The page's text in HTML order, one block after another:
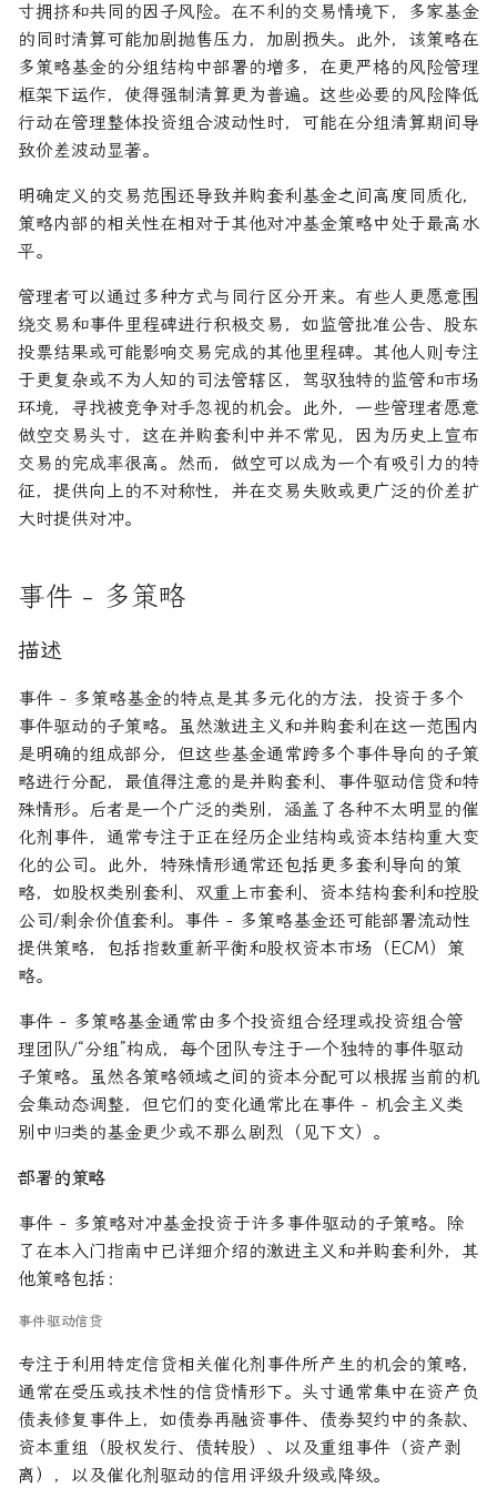
寸拥挤和共同的因子风险。在不利的交易情境下，多家基金
的同时清算可能加剧抛售压力，加剧损失。此外，该策略在
多策略基金的分组结构中部署的增多，在更严格的风险管理
框架下运作，使得强制清算更为普遍。这些必要的风险降低
行动在管理整体投资组合波动性时，可能在分组清算期间导
致价差波动显著。
明确定义的交易范围还导致并购套利基金之间高度同质化，
策略内部的相关性在相对于其他对冲基金策略中处于最高水
平。
管理者可以通过多种方式与同行区分开来。有些人更愿意围
绕交易和事件里程碑进行积极交易，如监管批准公告、股东
投票结果或可能影响交易完成的其他里程碑。其他人则专注
于更复杂或不为人知的司法管辖区，驾驭独特的监管和市场
环境，寻找被竞争对手忽视的机会。此外，一些管理者愿意
做空交易头寸，这在并购套利中并不常见，因为历史上宣布
交易的完成率很高。然而，做空可以成为一个有吸引力的特
征，提供向上的不对称性，并在交易失败或更广泛的价差扩
大时提供对冲。
事件 - 多策略
描述
事件 - 多策略基金的特点是其多元化的方法，投资于多个
事件驱动的子策略。虽然激进主义和并购套利在这一范围内
是明确的组成部分，但这些基金通常跨多个事件导向的子策
略进行分配，最值得注意的是并购套利、事件驱动信贷和特
殊情形。后者是一个广泛的类别，涵盖了各种不太明显的催
化剂事件，通常专注于正在经历企业结构或资本结构重大变
化的公司。此外，特殊情形通常还包括更多套利导向的策
略，如股权类别套利、双重上市套利、资本结构套利和控股
公司/剩余价值套利。事件 - 多策略基金还可能部署流动性
提供策略，包括指数重新平衡和股权资本市场（ECM）策
略。
事件 - 多策略基金通常由多个投资组合经理或投资组合管
理团队/“分组”构成，每个团队专注于一个独特的事件驱动
子策略。虽然各策略领域之间的资本分配可以根据当前的机
会集动态调整，但它们的变化通常比在事件 - 机会主义类
别中归类的基金更少或不那么剧烈（见下文）。
部署的策略
事件 - 多策略对冲基金投资于许多事件驱动的子策略。除
了在本入门指南中已详细介绍的激进主义和并购套利外，其
他策略包括：
事件驱动信贷
专注于利用特定信贷相关催化剂事件所产生的机会的策略，
通常在受压或技术性的信贷情形下。头寸通常集中在资产负
债表修复事件上，如债券再融资事件、债券契约中的条款、
资本重组（股权发行、债转股）、以及重组事件（资产剥
离），以及催化剂驱动的信用评级升级或降级。